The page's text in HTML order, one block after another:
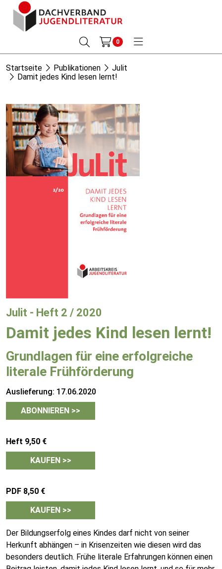
0
Startseite Publikationen
Julit
Damit jedes Kind lesen lernt!
Julit - Heft 2 / 2020
Damit jedes Kind lesen lernt!
Grundlagen für eine erfolgreiche
literale Frühförderung
Auslieferung: 17.06.2020
ABONNIEREN >>
Heft 9,50 €
KAUFEN >>
PDF 8,50 €
KAUFEN >>
Der Bildungserfolg eines Kindes darf nicht von seiner
Herkunft abhängen – in Krisenzeiten wie diesen wird das
besonders deutlich. Frühe literale Erfahrungen können einen